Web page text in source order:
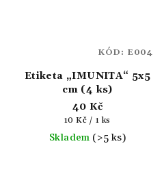
Etiketa „IMUNITA“ 5x5
cm (4 ks)
40 Kč
Měrná
cena:
10 Kč / 1 ks
Skladem (>5 ks)
KÓD: E004